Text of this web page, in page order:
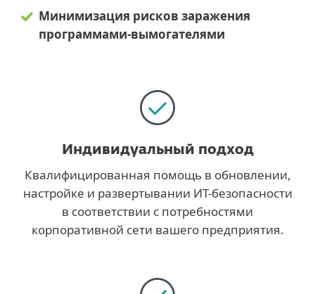
Минимизация рисков заражения
программами-вымогателями
Индивидуальный подход
Квалифицированная помощь в обновлении,
настройке и развертывании ИT-безопасности
в соответствии с потребностями
корпоративной сети вашего предприятия.